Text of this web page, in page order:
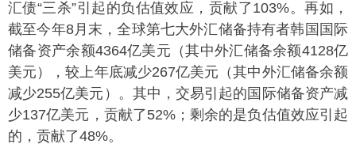
汇债“三杀”引起的负估值效应，贡献了103%。再如，
截至今年8月末，全球第七大外汇储备持有者韩国国际
储备资产余额4364亿美元（其中外汇储备余额4128亿
美元），较上年底减少267亿美元（其中外汇储备余额
减少255亿美元）。其中，交易引起的国际储备资产减
少137亿美元，贡献了52%；剩余的是负估值效应引起
的，贡献了48%。